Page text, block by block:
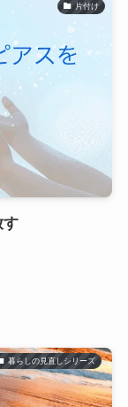
片付け
す
暮らしの見直しシリーズ